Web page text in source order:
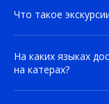
Что такое
На каких языках
на катерах?